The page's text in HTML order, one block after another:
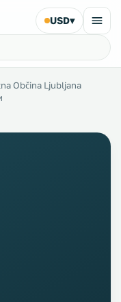
USD▾
Občina Ljubljana